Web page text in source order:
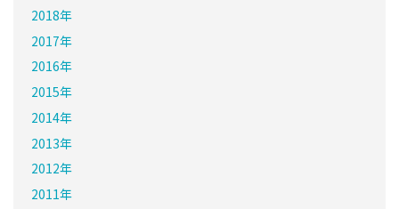
2018年
2017年
2016年
2015年
2014年
2013年
2012年
2011年